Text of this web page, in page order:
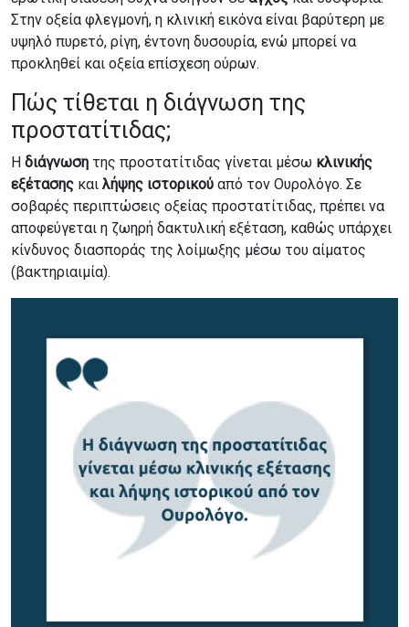
Στην οξεία φλεγμονή, η κλινική εικόνα είναι βαρύτερη με
υψηλό πυρετό, ρίγη, έντονη δυσουρία, ενώ μπορεί να
προκληθεί και οξεία επίσχεση ούρων.
Πώς τίθεται η διάγνωση της
προστατίτιδας;
Η διάγνωση της προστατίτιδας γίνεται μέσω κλινικής
εξέτασης και λήψης ιστορικού από τον Ουρολόγο. Σε
σοβαρές περιπτώσεις οξείας προστατίτιδας, πρέπει να
αποφεύγεται η ζωηρή δακτυλική εξέταση, καθώς υπάρχει
κίνδυνος διασποράς της λοίμωξης μέσω του αίματος
(βακτηριαιμία).